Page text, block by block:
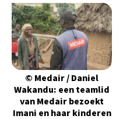
© Medair / Daniel
Wakandu: een teamlid
van Medair bezoekt
Imani en haar kinderen